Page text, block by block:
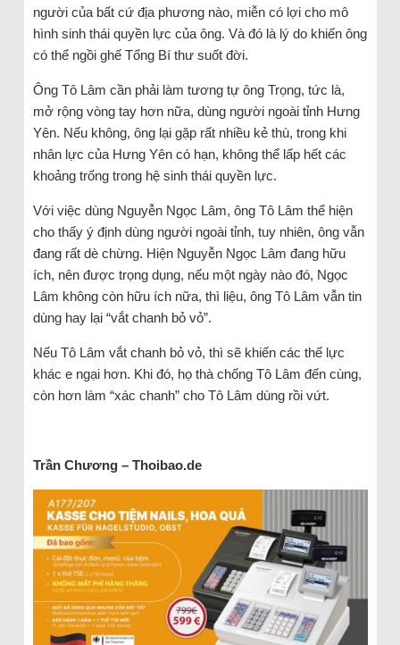
người của bất cứ địa phương nào, miễn có lợi cho mô
hình sinh thái quyền lực của ông. Và đó là lý do khiến ông
có thể ngồi ghế Tổng Bí thư suốt đời.
Ông Tô Lâm cần phải làm tương tự ông Trọng, tức là,
mở rộng vòng tay hơn nữa, dùng người ngoài tỉnh Hưng
Yên. Nếu không, ông lại gặp rất nhiều kẻ thù, trong khi
nhân lực của Hưng Yên có hạn, không thể lấp hết các
khoảng trống trong hệ sinh thái quyền lực.
Với việc dùng Nguyễn Ngọc Lâm, ông Tô Lâm thể hiện
cho thấy ý định dùng người ngoài tỉnh, tuy nhiên, ông vẫn
đang rất dè chừng. Hiện Nguyễn Ngọc Lâm đang hữu
ích, nên được trọng dụng, nếu một ngày nào đó, Ngọc
Lâm không còn hữu ích nữa, thì liệu, ông Tô Lâm vẫn tin
dùng hay lại “vắt chanh bỏ vỏ”.
Nếu Tô Lâm vắt chanh bỏ vỏ, thì sẽ khiến các thế lực
khác e ngại hơn. Khi đó, họ thà chống Tô Lâm đến cùng,
còn hơn làm “xác chanh” cho Tô Lâm dùng rồi vứt.
Trần Chương – Thoibao.de